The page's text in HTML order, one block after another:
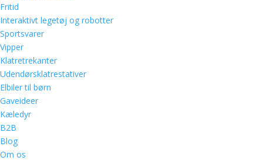
Fritid
Interaktivt legetøj og robotter
Sportsvarer
Vipper
Klatretrekanter
Udendørsklatrestativer
Elbiler til børn
Gaveideer
Kæledyr
B2B
Blog
Om os